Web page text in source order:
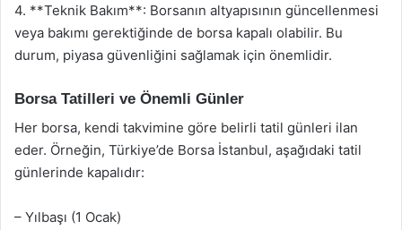
4. **Teknik Bakım**: Borsanın altyapısının güncellenmesi
veya bakımı gerektiğinde de borsa kapalı olabilir. Bu
durum, piyasa güvenliğini sağlamak için önemlidir.
Borsa Tatilleri ve Önemli Günler
Her borsa, kendi takvimine göre belirli tatil günleri ilan
eder. Örneğin, Türkiye’de Borsa İstanbul, aşağıdaki tatil
günlerinde kapalıdır:
– Yılbaşı (1 Ocak)